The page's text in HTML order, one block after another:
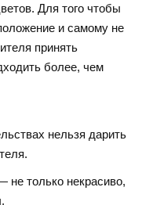
Для того чтобы
и самому не
принять
более, чем
нельзя дарить
не только некрасиво,